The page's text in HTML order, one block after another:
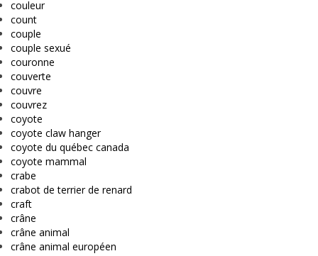
couleur
count
couple
couple sexué
couronne
couverte
couvre
couvrez
coyote
coyote claw hanger
coyote du québec canada
coyote mammal
crabe
crabot de terrier de renard
craft
crâne
crâne animal
crâne animal européen